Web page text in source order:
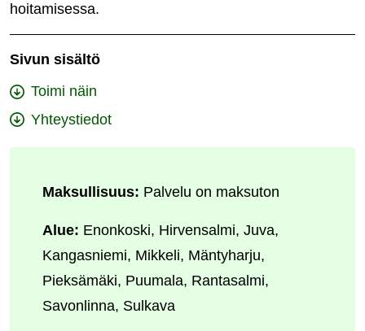
hoitamisessa.
Sivun sisältö
Toimi näin
Yhteystiedot
Maksullisuus: Palvelu on maksuton
Alue: Enonkoski, Hirvensalmi, Juva,
Kangasniemi, Mikkeli, Mäntyharju,
Pieksämäki, Puumala, Rantasalmi,
Savonlinna, Sulkava